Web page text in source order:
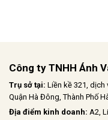
Công ty TNHH Ánh
Trụ sở tại: Liền kề 321, dịch
Quận Hà Đông, Thành Phố
Địa điểm kinh doanh: A2,